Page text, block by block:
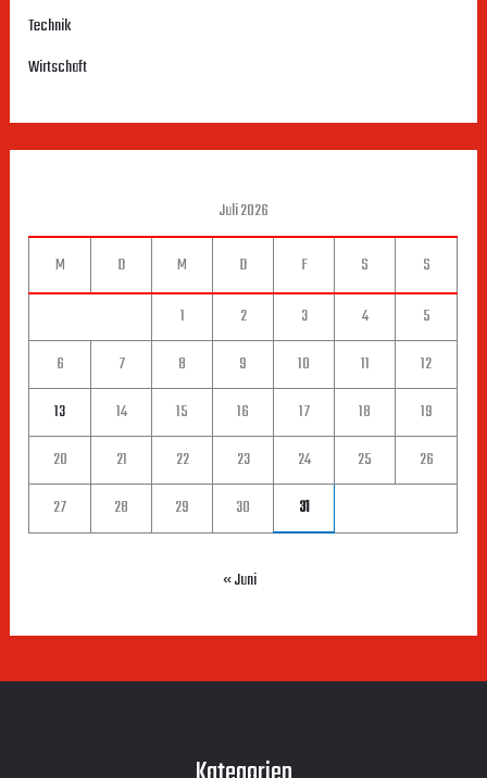
Technik
Wirtschaft
Juli 2026
M D M D F S
S
1
2 3 4
5
6
7 8 9 10 11
12
13
14 15 16 17 18
19
20
21 22 23 24 25
26
27
28 29 30 31
« Juni